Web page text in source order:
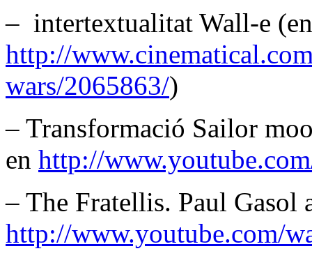
– intertextualitat Wall-e (en
http://
wars/2065863/)
– Transformació Sailor
en http://
– The Fratellis. Paul Gasol
http://www.youtube.com/